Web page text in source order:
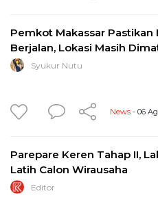
Pemkot Makassar Pastikan
Berjalan, Lokasi Masih
Syukur Nutu
News - 06
Parepare Keren Tahap II,
Latih Calon Wirausaha
Editor